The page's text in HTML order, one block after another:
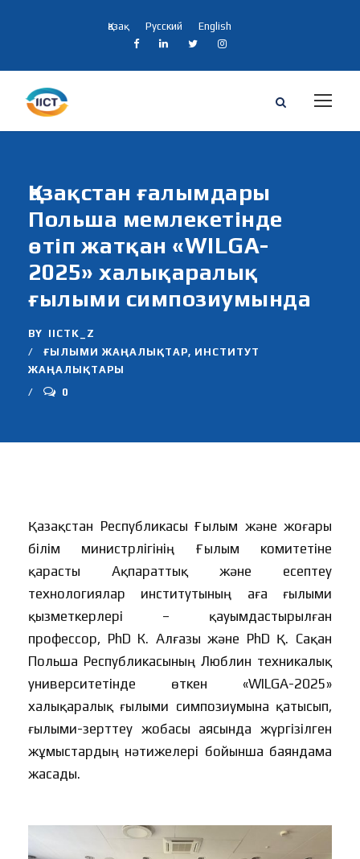
Қазақ Русский English
Қазақстан ғалымдары
Польша мемлекетінде
өтіп жатқан «WILGA-
2025» халықаралық
ғылыми симпозиумында
BY IICTK_Z
ҒЫЛЫМИ ЖАҢАЛЫҚТАР, ИНСТИТУТ
ЖАҢАЛЫҚТАРЫ
0
Қазақстан Республикасы Ғылым және жоғары
білім министрлігінің Ғылым комитетіне
қарасты Ақпараттық және есептеу
технологиялар институтының аға ғылыми
қызметкерлері – қауымдастырылған
профессор, PhD К. Алғазы және PhD Қ. Сақан
Польша Республикасының Люблин техникалық
университетінде өткен «WILGA-2025»
халықаралық ғылыми симпозиумына қатысып,
ғылыми-зерттеу жобасы аясында жүргізілген
жұмыстардың нәтижелері бойынша баяндама
жасады.